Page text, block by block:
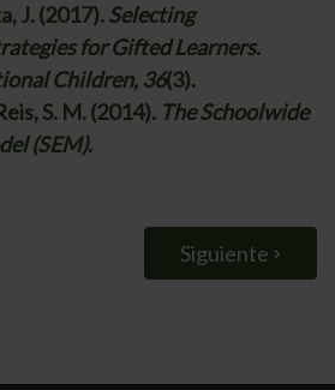
J. (2017).Selecting
for Gifted Learners.
Children, 36(3).
S. M. (2014). The Schoolwide
(SEM).
Siguiente